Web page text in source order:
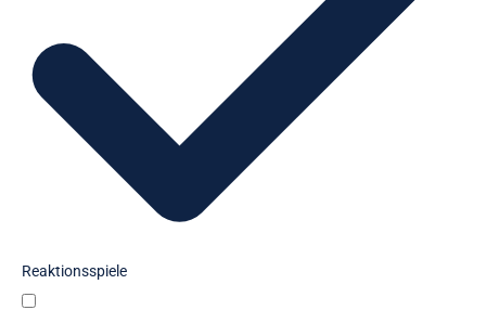
Reaktionsspiele